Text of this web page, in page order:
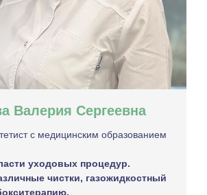
Валерия Сергеевна
с медицинским образованием
уходовых процедур.
чистки, газожидкостный